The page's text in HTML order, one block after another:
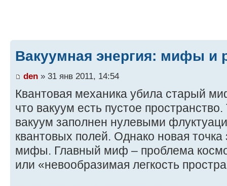
Вакуумная энергия: мифы и
den » 31 янв 2011, 14:54
Квантовая механика убила старый
что вакуум есть пустое
вакуум заполнен нулевыми
квантовых полей. Однако новая
мифы. Главный миф – проблема
или «невообразимая легкость